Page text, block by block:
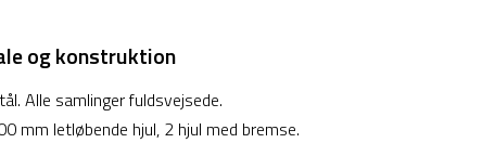
og konstruktion
Alle samlinger fuldsvejsede.
mm letløbende hjul, 2 hjul med bremse.